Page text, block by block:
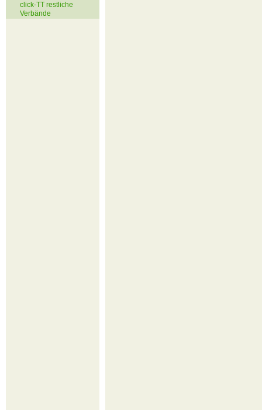
click-TT restliche
Verbände